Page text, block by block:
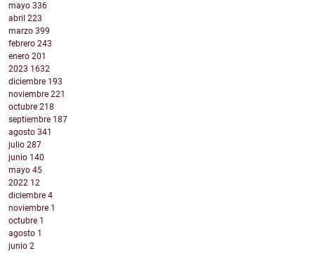
mayo 336
abril 223
marzo 399
febrero 243
enero 201
2023 1632
diciembre 193
noviembre 221
octubre 218
septiembre 187
agosto 341
julio 287
junio 140
mayo 45
2022 12
diciembre 4
noviembre 1
octubre 1
agosto 1
junio 2